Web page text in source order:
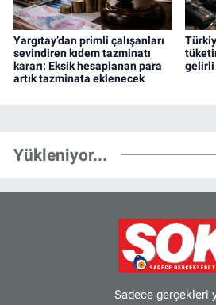
Yargıtay’dan primli çalışanları
sevindiren kıdem tazminatı
kararı: Eksik hesaplanan para
artık tazminata eklenecek
gelirli
Yükleniyor...
Sadece gerçekleri